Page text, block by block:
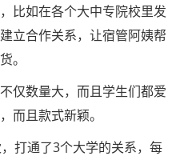
如在各个大中专院校里发
立合作关系，让宿管阿姨帮
。
数量大，而且学生们都爱
而且款式新颖。
通了3个大学的关系，每